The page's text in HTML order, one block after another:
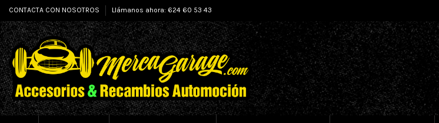
CONTACTA CON NOSOTROS Llámanos ahora: 624 60 53 43